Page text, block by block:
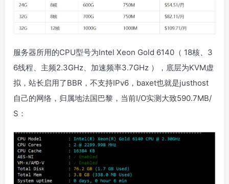
服务器所用的CPU型号为Intel Xeon Gold 6140（ 18核、3
6线程、主频2.3GHz、加速频率3.7GHz ），底层为KVM虚
拟，站长启用了BBR，不支持IPv6，baxet也就是justhost
自己的网络，归属地法国巴黎，当前I/O实测大致590.7MB/
S：